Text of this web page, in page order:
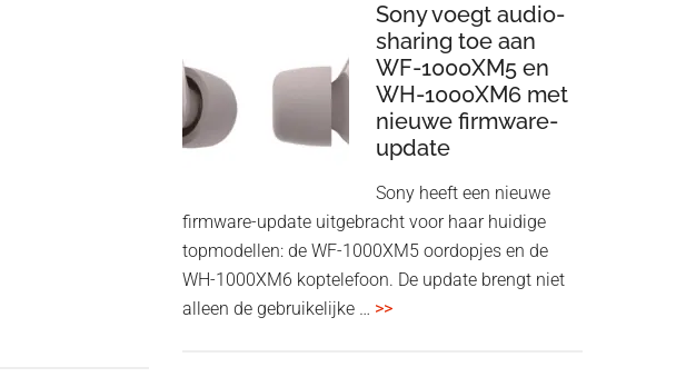
draadloos
presenteren
zonder
Wi-
Sony voegt audio-
sharing toe aan
WF-1000XM5 en
WH-1000XM6 met
nieuwe firmware-
update
Sony heeft een nieuwe
firmware-update uitgebracht voor haar huidige
topmodellen: de WF-1000XM5 oordopjes en de
WH-1000XM6 koptelefoon. De update brengt niet
alleen de gebruikelijke … >>overSony